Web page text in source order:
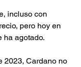
incluso con
pero hoy en
ha agotado.
2023, Cardano no